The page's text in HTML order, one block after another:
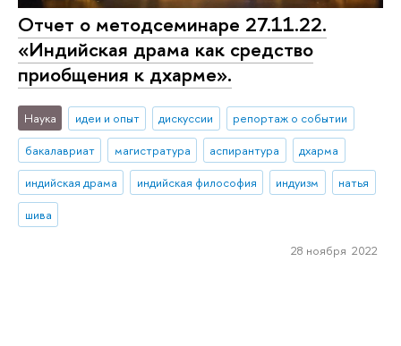
Отчет о методсеминаре 27.11.22.
«Индийская драма как средство
приобщения к дхарме».
Наука идеи и опыт дискуссии
репортаж о событии
бакалавриат
магистратура аспирантура
дхарма
индийская драма
индийская философия индуизм
натья
шива
28 ноября 2022